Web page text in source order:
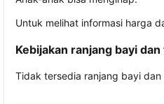
Untuk melihat informasi harga
Kebijakan ranjang bayi
Tidak tersedia ranjang bayi